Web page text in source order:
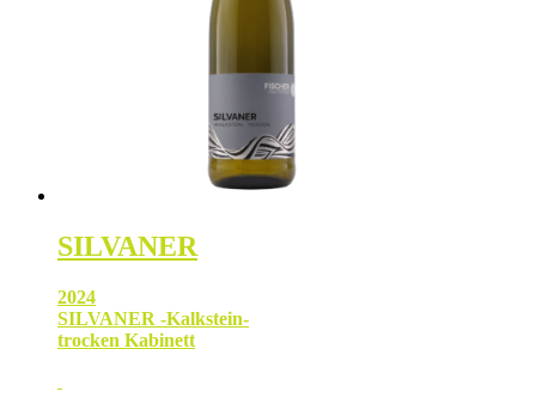
SILVANER
2024
SILVANER -Kalkstein-
trocken Kabinett